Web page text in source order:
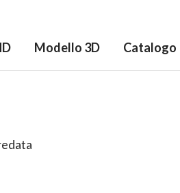
Modello 3D Catalogo